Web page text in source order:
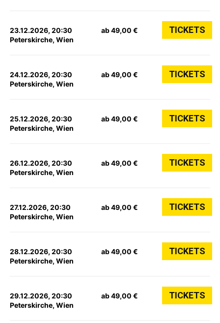
23.12.2026, 20:30
Peterskirche, Wien
ab 49,00 € TICKETS
24.12.2026, 20:30
Peterskirche, Wien
ab 49,00 € TICKETS
25.12.2026, 20:30
Peterskirche, Wien
ab 49,00 € TICKETS
26.12.2026, 20:30
Peterskirche, Wien
ab 49,00 € TICKETS
27.12.2026, 20:30
Peterskirche, Wien
ab 49,00 € TICKETS
28.12.2026, 20:30
Peterskirche, Wien
ab 49,00 € TICKETS
29.12.2026, 20:30
Peterskirche, Wien
ab 49,00 € TICKETS